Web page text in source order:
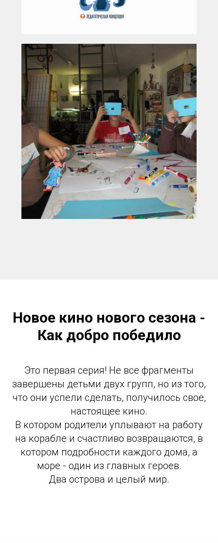
Новое кино нового сезона -
Как добро победило
Это первая серия! Не все фрагменты
завершены детьми двух групп, но из того,
что они успели сделать, получилось свое,
настоящее кино.
В котором родители уплывают на работу
на корабле и счастливо возвращаются, в
котором подробности каждого дома, а
море - один из главных героев.
Два острова и целый мир.